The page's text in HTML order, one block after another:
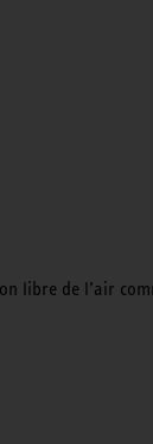
libre de l’air